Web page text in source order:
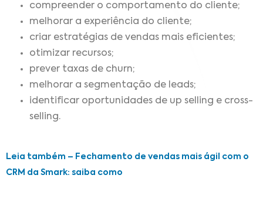
compreender o comportamento do cliente;
melhorar a experiência do cliente;
criar estratégias de vendas mais eficientes;
otimizar recursos;
prever taxas de churn;
melhorar a segmentação de leads;
identificar oportunidades de up selling e cross-
selling.
Leia também – Fechamento de vendas mais ágil com o
CRM da Smark: saiba como